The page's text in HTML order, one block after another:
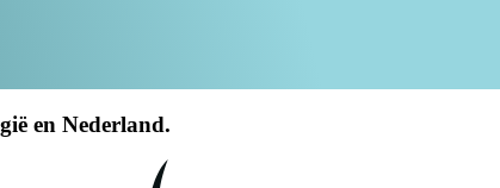
en Nederland.